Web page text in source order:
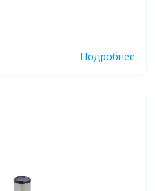
Подробнее